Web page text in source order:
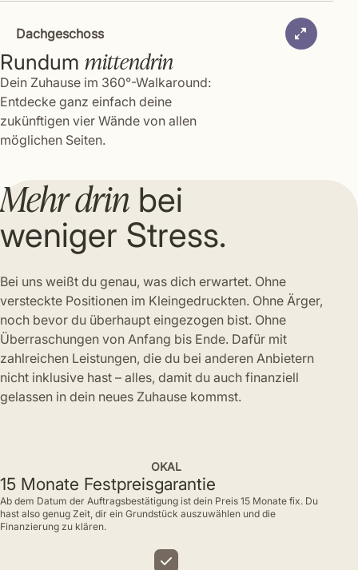
Dachgeschoss
Rundum mittendrin
Dein Zuhause im 360°-Walkaround:
Entdecke ganz einfach deine
zukünftigen vier Wände von allen
möglichen Seiten.
Mehr drin bei
weniger Stress.
Bei uns weißt du genau, was dich erwartet. Ohne
versteckte Positionen im Kleingedruckten. Ohne Ärger,
noch bevor du überhaupt eingezogen bist. Ohne
Überraschungen von Anfang bis Ende. Dafür mit
zahlreichen Leistungen, die du bei anderen Anbietern
nicht inklusive hast – alles, damit du auch finanziell
gelassen in dein neues Zuhause kommst.
OKAL
15 Monate Festpreisgarantie
Ab dem Datum der Auftragsbestätigung ist dein Preis 15 Monate fix. Du
hast also genug Zeit, dir ein Grundstück auszuwählen und die
Finanzierung zu klären.